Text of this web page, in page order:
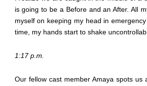
is going to be a Before and an After. All
myself on keeping my head in
time, my hands start to shake
1:17 p.m.
Our fellow cast member Amaya spots us